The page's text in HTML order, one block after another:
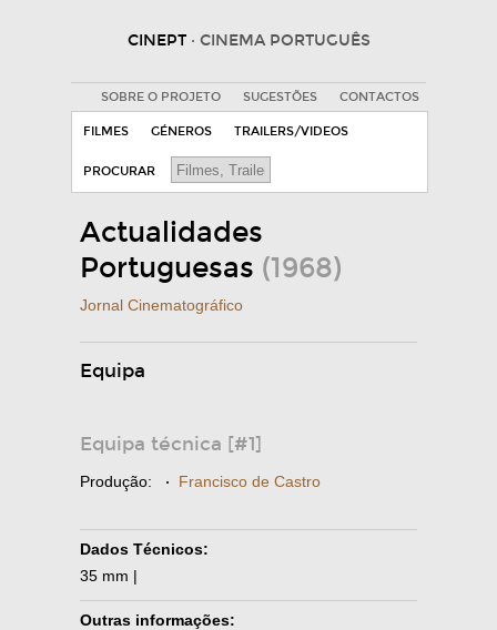
CINEPT · CINEMA PORTUGUÊS
SOBRE O PROJETO SUGESTÕES CONTACTOS
FILMES GÉNEROS TRAILERS/VIDEOS
PROCURAR
Actualidades
Portuguesas (1968)
Jornal Cinematográfico
Equipa
Equipa técnica [#1]
Produção: · Francisco de Castro
Dados Técnicos:
35 mm |
Outras informações: